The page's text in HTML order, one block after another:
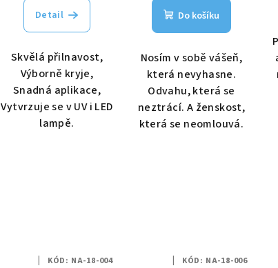
Detail
Skvělá přilnavost,
Výborně kryje,
Snadná aplikace,
Vytvrzuje se v UV i LED
lampě.
Do košíku
Nosím v sobě vášeň,
která nevyhasne.
Odvahu, která se
neztrácí. A ženskost,
která se neomlouvá.
KÓD: NA-18-004 KÓD: NA-18-006